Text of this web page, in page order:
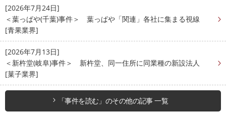
[2026年7月24日]
＜葉っぱや(千葉)事件＞ 葉っぱや「関連」各社に集まる視線
[青果業界]
[2026年7月13日]
＜新杵堂(岐阜)事件＞ 新杵堂、同一住所に同業種の新設法人
[菓子業界]
「事件を読む」のその他の記事 一覧